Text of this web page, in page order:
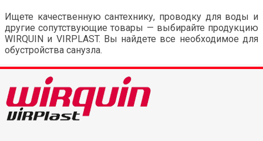
Ищете качественную сантехнику, проводку для воды и
другие сопутствующие товары — выбирайте продукцию
WIRQUIN и VIRPLAST. Вы найдете все необходимое для
обустройства санузла.